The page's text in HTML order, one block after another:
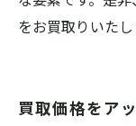
をお買取りいたし
買取価格をア